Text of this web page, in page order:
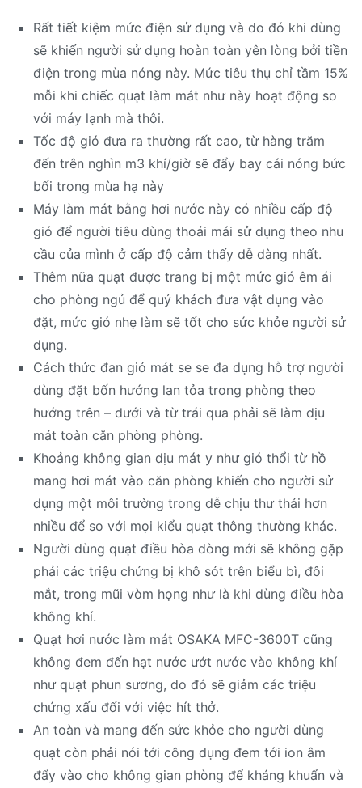
Rất tiết kiệm mức điện sử dụng và do đó khi dùng
sẽ khiến người sử dụng hoàn toàn yên lòng bởi tiền
điện trong mùa nóng này. Mức tiêu thụ chỉ tầm 15%
mỗi khi chiếc quạt làm mát như này hoạt động so
với máy lạnh mà thôi.
Tốc độ gió đưa ra thường rất cao, từ hàng trăm
đến trên nghìn m3 khí/giờ sẽ đẩy bay cái nóng bức
bối trong mùa hạ này
Máy làm mát bằng hơi nước này có nhiều cấp độ
gió để người tiêu dùng thoải mái sử dụng theo nhu
cầu của mình ở cấp độ cảm thấy dễ dàng nhất.
Thêm nữa quạt được trang bị một mức gió êm ái
cho phòng ngủ để quý khách đưa vật dụng vào
đặt, mức gió nhẹ làm sẽ tốt cho sức khỏe người sử
dụng.
Cách thức đan gió mát se se đa dụng hỗ trợ người
dùng đặt bốn hướng lan tỏa trong phòng theo
hướng trên – dưới và từ trái qua phải sẽ làm dịu
mát toàn căn phòng phòng.
Khoảng không gian dịu mát y như gió thổi từ hồ
mang hơi mát vào căn phòng khiến cho người sử
dụng một môi trường trong dễ chịu thư thái hơn
nhiều để so với mọi kiểu quạt thông thường khác.
Người dùng quạt điều hòa dòng mới sẽ không gặp
phải các triệu chứng bị khô sót trên biểu bì, đôi
mắt, trong mũi vòm họng như là khi dùng điều hòa
không khí.
Quạt hơi nước làm mát OSAKA MFC-3600T cũng
không đem đến hạt nước ướt nước vào không khí
như quạt phun sương, do đó sẽ giảm các triệu
chứng xấu đối với việc hít thở.
An toàn và mang đến sức khỏe cho người dùng
quạt còn phải nói tới công dụng đem tới ion âm
đẩy vào cho không gian phòng để kháng khuẩn và